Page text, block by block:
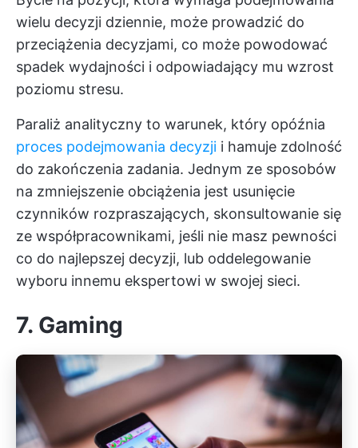
wielu decyzji dziennie, może prowadzić do
przeciążenia decyzjami, co może powodować
spadek wydajności i odpowiadający mu wzrost
poziomu stresu.
Paraliż analityczny to warunek, który opóźnia
proces podejmowania decyzji i hamuje zdolność
do zakończenia zadania. Jednym ze sposobów
na zmniejszenie obciążenia jest usunięcie
czynników rozpraszających, skonsultowanie się
ze współpracownikami, jeśli nie masz pewności
co do najlepszej decyzji, lub oddelegowanie
wyboru innemu ekspertowi w swojej sieci.
7. Gaming